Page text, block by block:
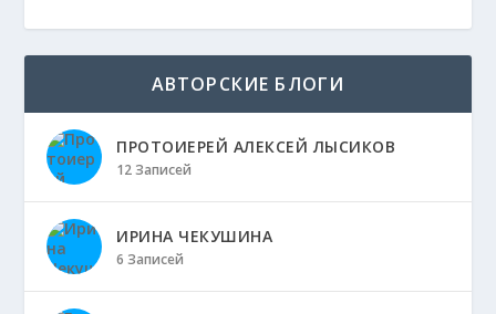
АВТОРСКИЕ БЛОГИ
ПРОТОИЕРЕЙ АЛЕКСЕЙ ЛЫСИКОВ
12 Записей
ИРИНА ЧЕКУШИНА
6 Записей